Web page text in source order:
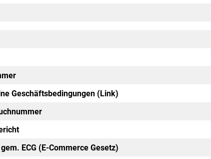
Geschäftsbedingungen (Link)
ECG (E-Commerce Gesetz)